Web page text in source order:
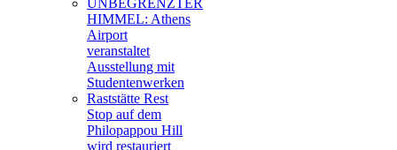
UNBEGRENZTER
HIMMEL: Athens
Airport
veranstaltet
Ausstellung mit
Studentenwerken
Raststätte Rest
Stop auf dem
Philopappou Hill
wird restauriert